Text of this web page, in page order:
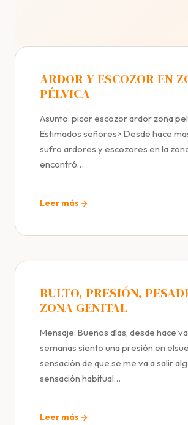
ARDOR Y ESCOZOR EN
PÉLVICA
Asunto: picor escozor ardor zona
Estimados señores> Desde hace
sufro ardores y escozores en la
encontró…
Leer más
BULTO, PRESIÓN,
ZONA GENITAL
Mensaje: Buenos días, desde hace
semanas siento una presión en
sensación de que se me va a salir
sensación habitual…
Leer más